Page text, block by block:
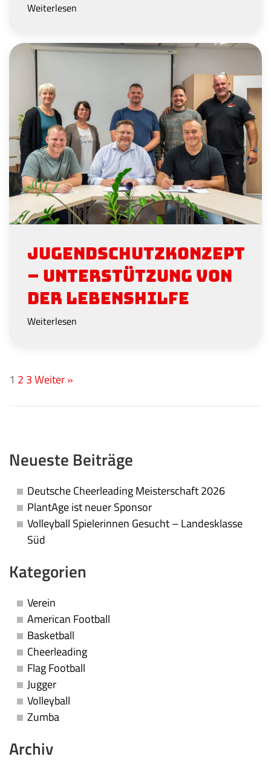
Weiterlesen
Jugendschutzkonzept
– Unterstützung von
der Lebenshilfe
Weiterlesen
1 2 3Weiter »
Neueste Beiträge
Deutsche Cheerleading Meisterschaft 2026
PlantAge ist neuer Sponsor
Volleyball Spielerinnen Gesucht – Landesklasse
Süd
Kategorien
Verein
American Football
Basketball
Cheerleading
Flag Football
Jugger
Volleyball
Zumba
Archiv